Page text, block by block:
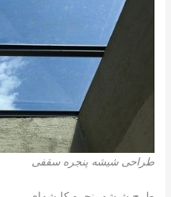
طراحی شیشه پنجره سقفی